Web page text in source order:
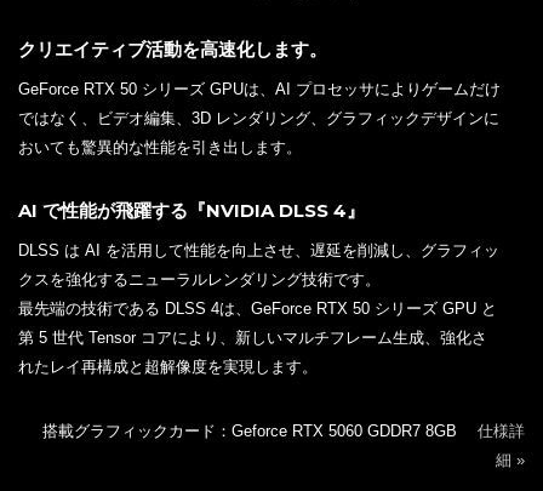
クリエイティブ活動を高速化します。
GeForce RTX 50 シリーズ GPUは、AI プロセッサによりゲームだけ
ではなく、ビデオ編集、3D レンダリング、グラフィックデザインに
おいても驚異的な性能を引き出します。
AI で性能が飛躍する『NVIDIA DLSS 4』
DLSS は AI を活用して性能を向上させ、遅延を削減し、グラフィッ
クスを強化するニューラルレンダリング技術です。
最先端の技術である DLSS 4は、GeForce RTX 50 シリーズ GPU と
第 5 世代 Tensor コアにより、新しいマルチフレーム生成、強化さ
れたレイ再構成と超解像度を実現します。
搭載グラフィックカード：Geforce RTX 5060 GDDR7 8GB 仕様詳
細 »